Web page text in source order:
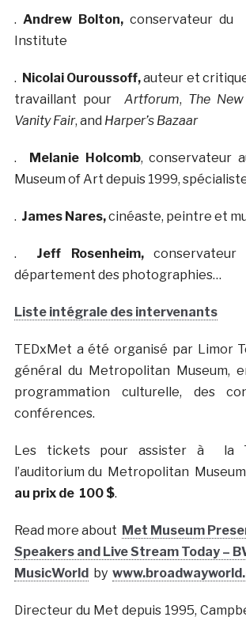
. Andrew Bolton, conservateur du
Institute
. Nicolai Ouroussoff,auteur et
travaillant pour Artforum, The
Vanity Fair, and Harper’s Bazaar
. Melanie Holcomb, conservateur
Museum of Art depuis 1999,
. James Nares,cinéaste, peintre et
. Jeff Rosenheim,
département des photographies…
Liste intégrale des intervenants
TEDxMet a été organisé par Limor
général du Metropolitan Museum,
programmation culturelle, des
conférences.
Les tickets pour assister à la
l’auditorium du Metropolitan
au prix de 100 $.
Read more about Met Museum
Speakers and Live Stream Today –
MusicWorldby
Directeur du Met depuis 1995,